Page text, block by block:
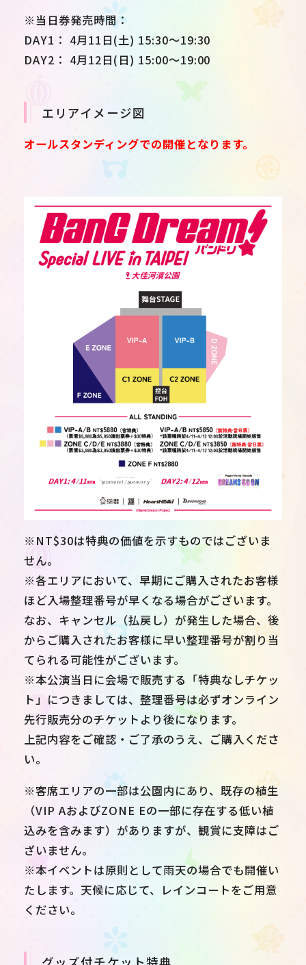
※当日券発売時間：
DAY1： 4月11日(土) 15:30〜19:30
DAY2： 4月12日(日) 15:00〜19:00
エリアイメージ図
オールスタンディングでの開催となります。
※NT$30は特典の価値を示すものではございま
せん。
※各エリアにおいて、早期にご購入されたお客様
ほど入場整理番号が早くなる場合がございます。
なお、キャンセル（払戻し）が発生した場合、後
からご購入されたお客様に早い整理番号が割り当
てられる可能性がございます。
※本公演当日に会場で販売する「特典なしチケッ
ト」につきましては、整理番号は必ずオンライン
先行販売分のチケットより後になります。
上記内容をご確認・ご了承のうえ、ご購入くださ
い。
※客席エリアの一部は公園内にあり、既存の植生
（VIP AおよびZONE Eの一部に存在する低い植
込みを含みます）がありますが、観賞に支障はご
ざいません。
※本イベントは原則として雨天の場合でも開催い
たします。天候に応じて、レインコートをご用意
ください。